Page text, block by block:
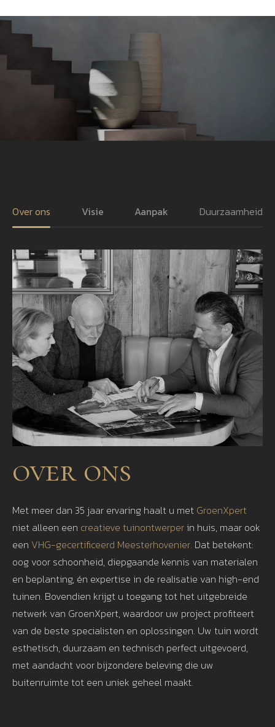
Over ons Visie Aanpak Duurzaamheid
over ons
Met meer dan 35 jaar ervaring haalt u met GroenXpert
niet alleen een creatieve tuinontwerper in huis, maar ook
een VHG-gecertificeerd Meesterhovenier. Dat betekent:
oog voor schoonheid, diepgaande kennis van materialen
en beplanting, én expertise in de realisatie van high-end
tuinen. Bovendien krijgt u toegang tot het uitgebreide
netwerk van GroenXpert, waardoor uw project profiteert
van de beste specialisten en oplossingen. Uw tuin wordt
esthetisch, duurzaam en technisch perfect uitgevoerd,
met aandacht voor bijzondere beleving die uw
buitenruimte tot een uniek geheel maakt.